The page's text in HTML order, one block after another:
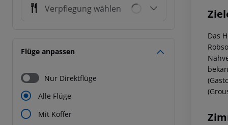
Verpflegung wählen
Flüge anpassen
Nur Direktflüge
Alle Flüge
Mit Koffer
Das